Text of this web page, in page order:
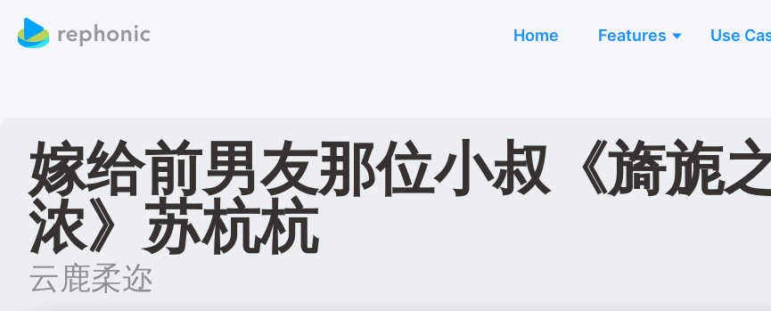
Home Features Use
嫁给前男友那位小叔《旖旎
浓》苏杭杭
云鹿柔迩